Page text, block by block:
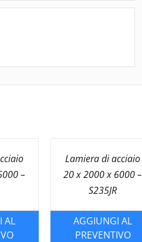
–
AL
Lamiera di acciaio
20 x 2000 x 6000 –
S235JR
AGGIUNGI AL
PREVENTIVO